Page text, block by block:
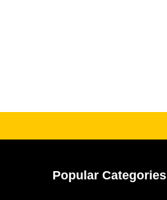
Popular Categories